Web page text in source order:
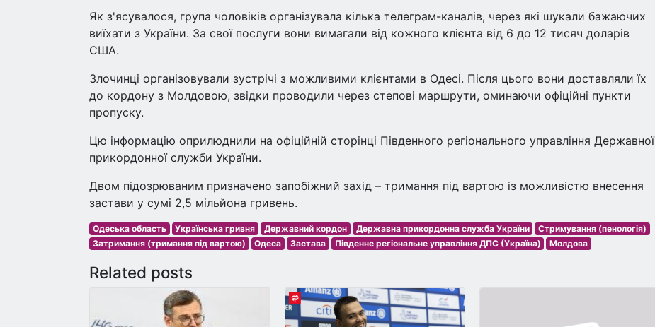
Як з'ясувалося, група чоловіків організувала кілька телеграм-каналів, через які шукали бажаючих
виїхати з України. За свої послуги вони вимагали від кожного клієнта від 6 до 12 тисяч доларів
США.
Злочинці організовували зустрічі з можливими клієнтами в Одесі. Після цього вони доставляли їх
до кордону з Молдовою, звідки проводили через степові маршрути, оминаючи офіційні пункти
пропуску.
Цю інформацію оприлюднили на офіційній сторінці Південного регіонального управління Державної
прикордонної служби України.
Двом підозрюваним призначено запобіжний захід – тримання під вартою із можливістю внесення
застави у сумі 2,5 мільйона гривень.
Одеська область Українська гривня Державний кордон Державна прикордонна служба України
Стримування (пенологія)
Затримання (тримання під вартою)
Одеса Застава Південне регіональне управління ДПС (Україна) Молдова
Related posts